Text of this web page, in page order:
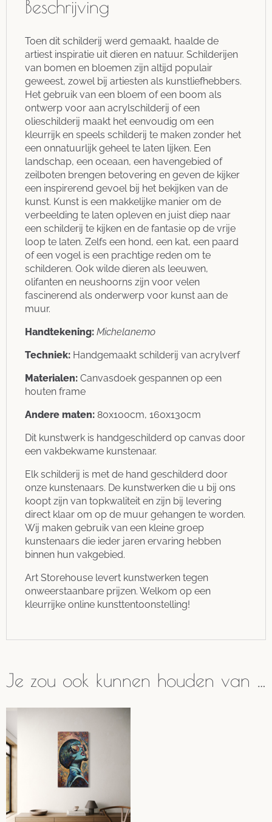
Beschrijving
Toen dit schilderij werd gemaakt, haalde de
artiest inspiratie uit dieren en natuur. Schilderijen
van bomen en bloemen zijn altijd populair
geweest, zowel bij artiesten als kunstliefhebbers.
Het gebruik van een bloem of een boom als
ontwerp voor aan acrylschilderij of een
olieschilderij maakt het eenvoudig om een
kleurrijk en speels schilderij te maken zonder het
een onnatuurlijk geheel te laten lijken. Een
landschap, een oceaan, een havengebied of
zeilboten brengen betovering en geven de kijker
een inspirerend gevoel bij het bekijken van de
kunst. Kunst is een makkelijke manier om de
verbeelding te laten opleven en juist diep naar
een schilderij te kijken en de fantasie op de vrije
loop te laten. Zelfs een hond, een kat, een paard
of een vogel is een prachtige reden om te
schilderen. Ook wilde dieren als leeuwen,
olifanten en neushoorns zijn voor velen
fascinerend als onderwerp voor kunst aan de
muur.
Handtekening: Michelanemo
Techniek: Handgemaakt schilderij van acrylverf
Materialen: Canvasdoek gespannen op een
houten frame
Andere maten: 80x100cm, 160x130cm
Dit kunstwerk is handgeschilderd op canvas door
een vakbekwame kunstenaar.
Elk schilderij is met de hand geschilderd door
onze kunstenaars. De kunstwerken die u bij ons
koopt zijn van topkwaliteit en zijn bij levering
direct klaar om op de muur gehangen te worden.
Wij maken gebruik van een kleine groep
kunstenaars die ieder jaren ervaring hebben
binnen hun vakgebied.
Art Storehouse levert kunstwerken tegen
onweerstaanbare prijzen. Welkom op een
kleurrijke online kunsttentoonstelling!
Je zou ook kunnen houden van …